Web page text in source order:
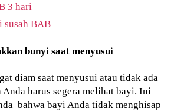
3 hari
susah BAB
bunyi saat menyusui
diam saat menyusui atau tidak ada
Anda harus segera melihat bayi. Ini
bahwa bayi Anda tidak menghisap